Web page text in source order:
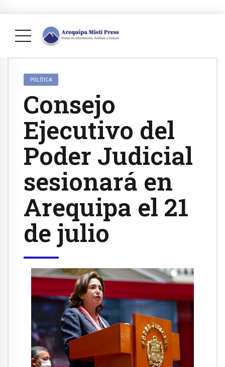
POLÍTICA
Consejo
Ejecutivo del
Poder Judicial
sesionará en
Arequipa el 21
de julio